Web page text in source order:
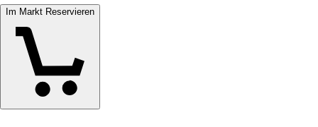
Im Markt Reservieren